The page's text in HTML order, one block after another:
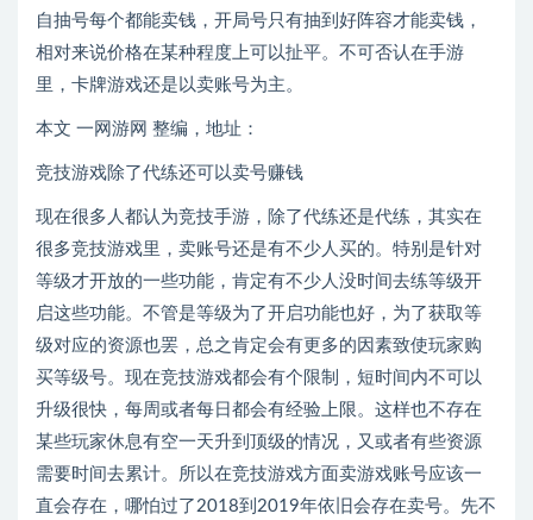
自抽号每个都能卖钱，开局号只有抽到好阵容才能卖钱，
相对来说价格在某种程度上可以扯平。不可否认在手游
里，卡牌游戏还是以卖账号为主。
本文 一网游网 整编，地址：
竞技游戏除了代练还可以卖号赚钱
现在很多人都认为竞技手游，除了代练还是代练，其实在
很多竞技游戏里，卖账号还是有不少人买的。特别是针对
等级才开放的一些功能，肯定有不少人没时间去练等级开
启这些功能。不管是等级为了开启功能也好，为了获取等
级对应的资源也罢，总之肯定会有更多的因素致使玩家购
买等级号。现在竞技游戏都会有个限制，短时间内不可以
升级很快，每周或者每日都会有经验上限。这样也不存在
某些玩家休息有空一天升到顶级的情况，又或者有些资源
需要时间去累计。所以在竞技游戏方面卖游戏账号应该一
直会存在，哪怕过了2018到2019年依旧会存在卖号。先不